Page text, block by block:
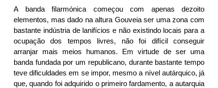
A banda filarmónica começou com apenas dezoito
elementos, mas dado na altura Gouveia ser uma zona com
bastante indústria de lanifícios e não existindo locais para a
ocupação dos tempos livres, não foi difícil conseguir
arranjar mais meios humanos. Em virtude de ser uma
banda fundada por um republicano, durante bastante tempo
teve dificuldades em se impor, mesmo a nível autárquico, já
que, quando foi adquirido o primeiro fardamento, a autarquia